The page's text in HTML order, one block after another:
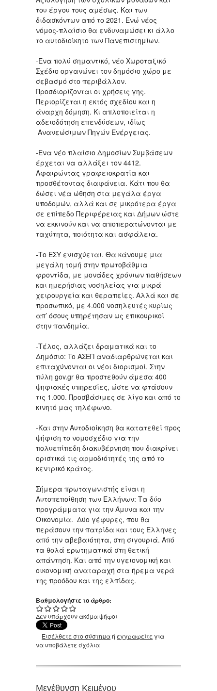
του έργου τους αμέσως. Και των
διδασκόντων από το 2021. Ενώ νέος
νόμος-πλαίσιο θα ενδυναμώσει κι άλλο
το αυτοδιοίκητο των Πανεπιστημίων.
-Ένα πολύ σημαντικό, νέο Χωροταξικό
Σχέδιο οργανώνει τον δημόσιο χώρο με
σεβασμό στο περιβάλλον.
Προσδιορίζονται οι χρήσεις γης.
Περιορίζεται η εκτός σχεδίου και η
άναρχη δόμηση. Κι απλοποιείται η
αδειοδότηση επενδύσεων, ιδίως
Ανανεώσιμων Πηγών Ενέργειας.
-Ένα νέο πλαίσιο Δημοσίων Συμβάσεων
έρχεται να αλλάξει τον 4412.
Αφαιρώντας γραφειοκρατία και
προσθέτοντας διαφάνεια. Κάτι που θα
δώσει νέα ώθηση στα μεγάλα έργα
υποδομών, αλλά και σε μικρότερα έργα
σε επίπεδο Περιφέρειας και Δήμων ώστε
να εκκινούν και να αποπερατώνονται με
ταχύτητα, ποιότητα και ασφάλεια.
-Το ΕΣΥ ενισχύεται. Θα κάνουμε μια
μεγάλη τομή στην πρωτοβάθμια
φροντίδα, με μονάδες χρόνιων παθήσεων
και ημερήσιας νοσηλείας για μικρά
χειρουργεία και θεραπείες. Αλλά και σε
προσωπικό, με 4.000 νοσηλευτές κυρίως
απ’ όσους υπηρέτησαν ως επικουρικοί
στην πανδημία.
-Τέλος, αλλάζει δραματικά και το
Δημόσιο: To ΑΣΕΠ αναδιαρθρώνεται και
επιταχύνονται οι νέοι διορισμοί. Στην
πύλη gov.gr θα προστεθούν άμεσα 400
ψηφιακές υπηρεσίες, ώστε να φτάσουν
τις 1.000. Προσβάσιμες σε λίγο και από το
κινητό μας τηλέφωνο.
-Και στην Αυτοδιοίκηση θα κατατεθεί προς
ψήφιση το νομοσχέδιο για την
πολυεπίπεδη διακυβέρνηση που διακρίνει
οριστικά τις αρμοδιότητές της από το
κεντρικό κράτος.
Σήμερα πρωταγωνιστής είναι η
Αυτοπεποίθηση των Ελλήνων: Tα δύο
προγράμματα για την Άμυνα και την
Οικονομία. Δύο γέφυρες, που θα
περάσουν την πατρίδα και τους Έλληνες
από την αβεβαιότητα, στη σιγουριά. Από
τα θολά ερωτηματικά στη θετική
απάντηση. Και από την υγειονομική και
οικονομική αναταραχή στα ήρεμα νερά
της προόδου και της ελπίδας.
Βαθμολογήστε το άρθρο:
Δεν υπάρχουν ακόμα ψήφοι
Εισέλθετε στο σύστημαή εγγραφείτε για
να υποβάλετε σχόλια
Μεγέθυνση Κειμένου